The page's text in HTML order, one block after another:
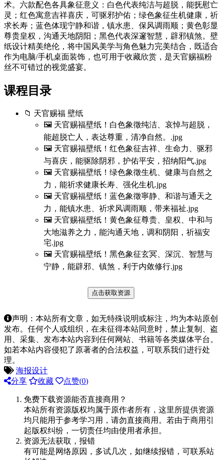
术。六款配色各具象征意义：白色代表纯洁与超脱，能抚慰亡
灵；红色寓意吉祥喜庆，可驱邪护佑；绿色象征生机健康，祈
求长寿；蓝色体现宁静和谐，镇水患、保风调雨顺；黄色彰显
尊贵皇权，沟通天地阴阳；黑色代表深邃智慧，辟邪镇煞。壁
纸设计精美绝伦，将中国风美学与角色魅力完美结合，既适合
作为电脑/手机桌面装饰，也可用于收藏欣赏，是天官赐福粉
丝不可错过的视觉盛宴。
课程目录
📁 天官赐福 壁纸
🖼️ 天官赐福壁纸！白色象徵纯洁、哀悼与超脱，
能超脱亡人，表达尊重，清净自然。.jpg
🖼️ 天官赐福壁纸！红色象征吉祥、生命力、驱邪
与喜庆，能驱除阴邪，护佑平安，招纳阳气.jpg
🖼️ 天官赐福壁纸！绿色象徵生机、健康与自然之
力，能祈求健康长寿、强化生机.jpg
🖼️ 天官赐福壁纸！蓝色象徵寧静、和谐与通天之
力，能镇水患、祈求风调雨顺，带来福祉.jpg
🖼️ 天官赐福壁纸！黄色象征尊贵、皇权、中和与
大地滋养之力，能沟通天地，调和阴阳，祈福安
宅.jpg
🖼️ 天官赐福壁纸！黑色象征玄冥、深沉、智慧与
宁静，能辟邪、镇煞，利于内敛修行.jpg
点击获取资源
声明：本站所有文章，如无特殊说明或标注，均为本站原创
发布。任何个人或组织，在未征得本站同意时，禁止复制、盗
用、采集、发布本站内容到任何网站、书籍等各类媒体平台。
如若本站内容侵犯了原著者的合法权益，可联系我们进行处
理。
海报设计
分享
收藏 点赞(0)
免费下载资源能否直接商用？
本站所有资源版权均属于原作者所有，这里所提供资源
均只能用于参考学习用，请勿直接商用。若由于商用引
起版权纠纷，一切责任均由使用者承担。
资源无法获取，报错
有可能是网络原因，多试几次，如继续报错，可联系站